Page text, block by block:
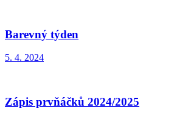
Barevný týden
5. 4. 2024
Zápis prvňáčků 2024/2025